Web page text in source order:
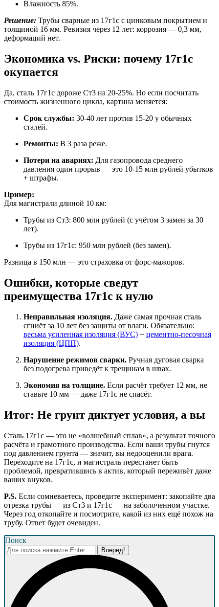
Влажность 85%.
Решение: Трубы сварные из 17г1с с цинковым покрытием и
толщиной 16 мм. Ревизия через 12 лет: коррозия — 0,3 мм,
деформаций нет.
Экономика vs. Риски: почему 17г1с
окупается
Да, сталь 17г1с дороже Ст3 на 20-25%. Но если посчитать
стоимость жизненного цикла, картина меняется:
Срок службы: 30-40 лет против 15-20 у обычных
сталей.
Ремонты: В 3 раза реже.
Потери на авариях: Для газопровода среднего
давления один прорыв — это 10-15 млн рублей убытков
+ штрафы.
Пример:
Для магистрали длиной 10 км:
Трубы из Ст3: 800 млн рублей (с учётом 3 замен за 30
лет).
Трубы из 17г1с: 950 млн рублей (без замен).
Разница в 150 млн — это страховка от форс-мажоров.
Ошибки, которые сведут
преимущества 17г1с к нулю
Неправильная изоляция. Даже самая прочная сталь
сгниёт за 10 лет без защиты от влаги. Обязательно:
весьма усиленная изоляция (ВУС) + цементно-песочная
изоляция (ЦПП).
Нарушение режимов сварки. Ручная дуговая сварка
без подогрева приведёт к трещинам в швах.
Экономия на толщине. Если расчёт требует 12 мм, не
ставьте 10 мм — даже 17г1с не спасёт.
Итог: Не грунт диктует условия, а вы
Сталь 17г1с — это не «волшебный сплав», а результат точного
расчёта и грамотного производства. Если ваши трубы гнутся
под давлением грунта — значит, вы недооценили врага.
Переходите на 17г1с, и магистраль перестанет быть
проблемой, превратившись в актив, который переживёт даже
ваших внуков.
P.S. Если сомневаетесь, проведите эксперимент: закопайте два
отрезка трубы — из Ст3 и 17г1с — на заболоченном участке.
Через год откопайте и посмотрите, какой из них ещё похож на
трубу. Ответ будет очевиден.
Поиск
Поиск: